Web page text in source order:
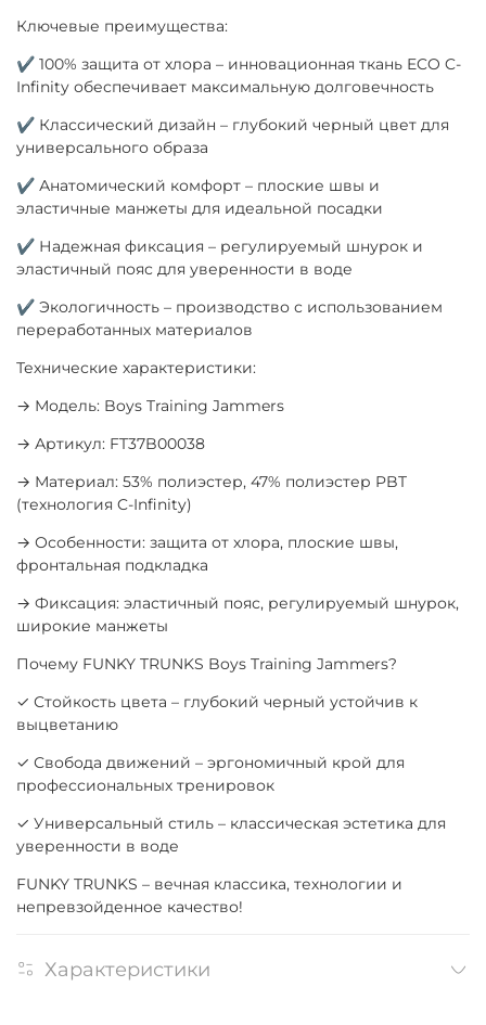
Ключевые преимущества:
✔ 100% защита от хлора – инновационная ткань ECO C-
Infinity обеспечивает максимальную долговечность
✔ Классический дизайн – глубокий черный цвет для
универсального образа
✔ Анатомический комфорт – плоские швы и
эластичные манжеты для идеальной посадки
✔ Надежная фиксация – регулируемый шнурок и
эластичный пояс для уверенности в воде
✔ Экологичность – производство с использованием
переработанных материалов
Технические характеристики:
→ Модель: Boys Training Jammers
→ Артикул: FT37B00038
→ Материал: 53% полиэстер, 47% полиэстер PBT
(технология C-Infinity)
→ Особенности: защита от хлора, плоские швы,
фронтальная подкладка
→ Фиксация: эластичный пояс, регулируемый шнурок,
широкие манжеты
Почему FUNKY TRUNKS Boys Training Jammers?
✓ Стойкость цвета – глубокий черный устойчив к
выцветанию
✓ Свобода движений – эргономичный крой для
профессиональных тренировок
✓ Универсальный стиль – классическая эстетика для
уверенности в воде
FUNKY TRUNKS – вечная классика, технологии и
непревзойденное качество!
Характеристики